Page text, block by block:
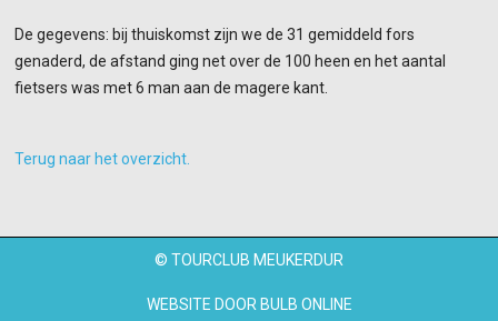
De gegevens: bij thuiskomst zijn we de 31 gemiddeld fors
genaderd, de afstand ging net over de 100 heen en het aantal
fietsers was met 6 man aan de magere kant.
Terug naar het overzicht.
© TOURCLUB MEUKERDUR
WEBSITE DOOR BULB ONLINE